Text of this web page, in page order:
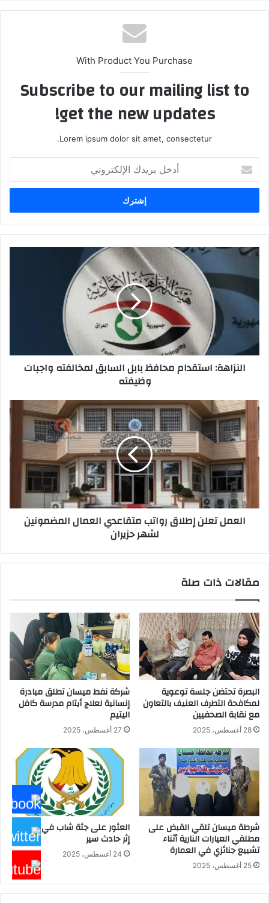
With Product You Purchase
Subscribe to our mailing list to
get the new updates!
Lorem ipsum dolor sit amet, consectetur.
بريدك
الإلكتروني
النزاهة:
محافظ
السابق
لمخالفته
واجبات
وظيفته
النزاهة: استقدام محافظ بابل السابق لمخالفته واجبات
وظيفته
العمل
تعلن
إطلاق
رواتب
متقاعدي
العمال
المضمونين
لشهر
حزيران
العمل تعلن إطلاق رواتب متقاعدي العمال المضمونين
لشهر حزيران
مقالات ذات صلة
البصرة تحتضن جلسة توعوية
لمكافحة التطرف العنيف بالتعاون
مع نقابة الصحفيين
28 أغسطس، 2025
شركة نفط ميسان تطلق مبادرة
إنسانية لعلاج أيتام مدرسة كافل
اليتيم
27 أغسطس، 2025
شرطة ميسان تلقي القبض على
مطلقي العيارات النارية أثناء
تشييع جنائزي في العمارة
25 أغسطس، 2025
العثور على جثة شاب في ميسان
إثر حادث سير
24 أغسطس، 2025